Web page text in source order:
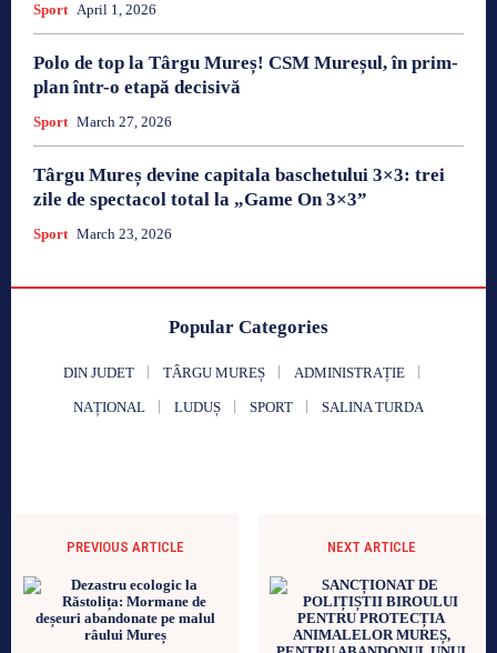
Sport April 1, 2026
Polo de top la Târgu Mureș! CSM Mureșul, în prim-
plan într-o etapă decisivă
Sport March 27, 2026
Târgu Mureș devine capitala baschetului 3×3: trei
zile de spectacol total la „Game On 3×3”
Sport March 23, 2026
Popular Categories
DIN JUDET TÂRGU MUREȘ ADMINISTRAȚIE
NAȚIONAL LUDUȘ SPORT SALINA TURDA
PREVIOUS ARTICLE NEXT ARTICLE